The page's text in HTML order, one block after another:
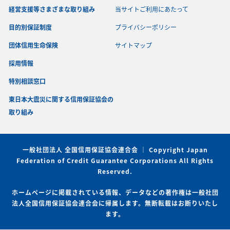
経営支援等さまざまな取り組み
目的別保証制度
団体信用生命保険
採用情報
特別相談窓口
東日本大震災に関する信用保証協会の
取り組み
当サイトご利用にあたって
プライバシーポリシー
サイトマップ
一般社団法人 全国信用保証協会連合会 ｜ Copyright Japan
Federation of Credit Guarantee Corporations All Rights
Reserved.
ホームページに掲載されている情報、データなどの著作権は一般社団
法人全国信用保証協会連合会に帰属します。無断転載はお断りいたし
ます。